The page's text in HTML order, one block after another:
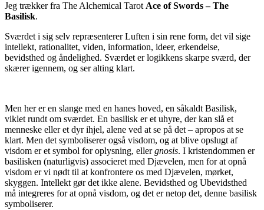
Jeg trækker fra The Alchemical Tarot Ace of Swords – The
Basilisk.
Sværdet i sig selv repræsenterer Luften i sin rene form, det vil sige
intellekt, rationalitet, viden, information, ideer, erkendelse,
bevidsthed og åndelighed. Sværdet er logikkens skarpe sværd, der
skærer igennem, og ser alting klart.
Men her er en slange med en hanes hoved, en såkaldt Basilisk,
viklet rundt om sværdet. En basilisk er et uhyre, der kan slå et
menneske eller et dyr ihjel, alene ved at se på det – apropos at se
klart. Men det symboliserer også visdom, og at blive opslugt af
visdom er et symbol for oplysning, ellergnosis. I kristendommen er
basilisken (naturligvis) associeret med Djævelen, men for at opnå
visdom er vi nødt til at konfrontere os med Djævelen, mørket,
skyggen. Intellekt gør det ikke alene. Bevidsthed og Ubevidsthed
må integreres for at opnå visdom, og det er netop det, denne basilisk
symboliserer.